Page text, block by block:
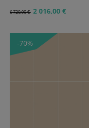
6 720,00 € 2 016,00 €
-70%